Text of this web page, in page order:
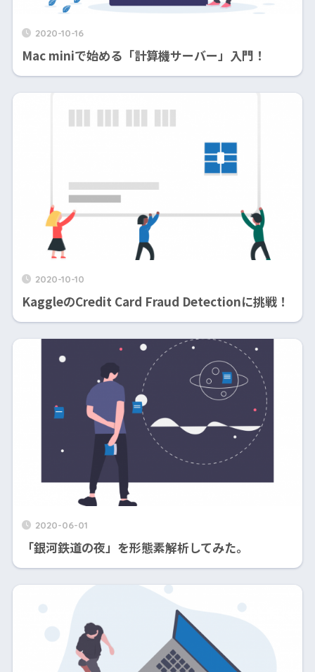
2020-10-16
Mac miniで始める「計算機サーバー」入門！
2020-10-10
KaggleのCredit Card Fraud Detectionに挑戦！
2020-06-01
「銀河鉄道の夜」を形態素解析してみた。